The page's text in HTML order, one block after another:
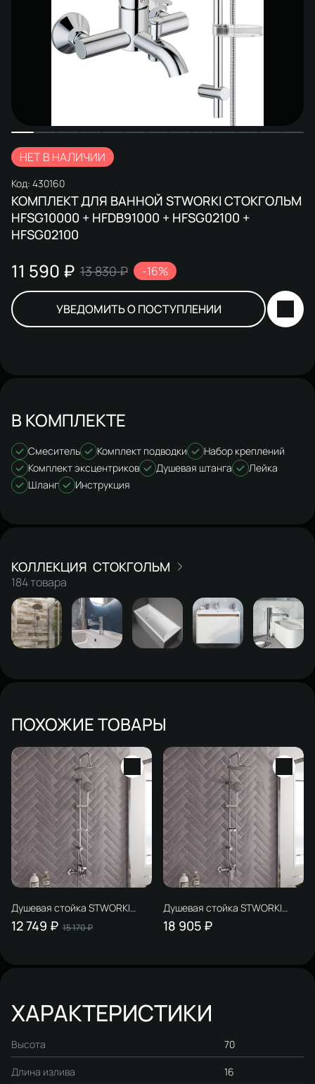
НЕТ В НАЛИЧИИ
Код: 430160
КОМПЛЕКТ ДЛЯ ВАННОЙ STWORKI СТОКГОЛЬМ
HFSG10000 + HFDB91000 + HFSG02100 +
HFSG02100
11 590 ₽ 13 830 ₽ -16%
УВЕДОМИТЬ О ПОСТУПЛЕНИИ
В КОМПЛЕКТЕ
Смеситель Комплект подводки
Набор креплений
Комплект эксцентриков
Душевая штанга
Лейка
Шланг
Инструкция
СТОКГОЛЬМ
184 товара
ПОХОЖИЕ ТОВАРЫ
Душевая стойка STWORKI
Хельсинки HFDB97000 +
Смеситель для ванны с
12 749 ₽ 15 170 ₽
Душевая стойка STWORKI
Хельсинки HFSG97000 +
Смеситель для душа STWORKI
18 905 ₽
ХАРАКТЕРИСТИКИ
Высота 70
Длина излива 16